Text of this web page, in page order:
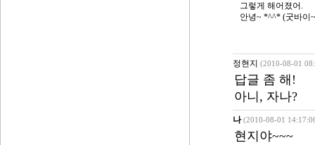
그렇게 해어졌어.
안녕~ *^^* (굿바이
정현지 (2010-08-01
답글 좀 해!
아니, 자나?
나 (2010-08-01
현지야~~~